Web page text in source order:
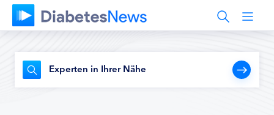
Experten in Ihrer Nähe